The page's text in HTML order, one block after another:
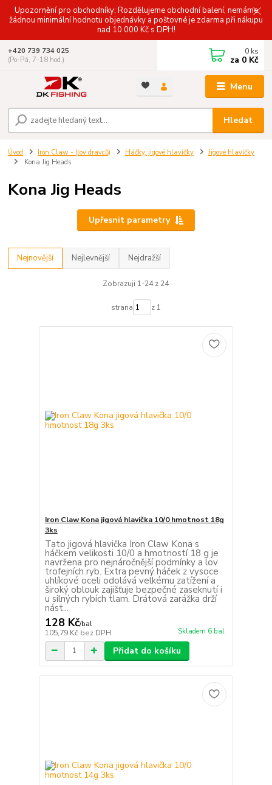
Upozornění pro obchodníky: Rozdělujeme obchodní balení, nemáme
žádnou minimální hodnotu objednávky a poštovné je zdarma při nákupu
nad 10 000 Kč s DPH!
Menu
Hledat
+420 739 734 025
(Po-Pá, 7-18 hod.)
0 ks
za 0 Kč
Úvod Iron Claw - (lov dravců) Háčky, jigové hlavičky
Jigové hlavičky
Kona Jig Heads
Kona Jig Heads
Upřesnit parametry
Nejnovější Nejlevnější Nejdražší
Zobrazuji 1-24 z 24
strana z 1
Iron Claw Kona jigová hlavička 10/0 hmotnost 18g
3ks
Tato jigová hlavička Iron Claw Kona s
háčkem velikosti 10/0 a hmotností 18 g je
navržena pro nejnáročnější podmínky a lov
trofejních ryb. Extra pevný háček z vysoce
uhlíkové oceli odolává velkému zatížení a
široký oblouk zajišťuje bezpečné zaseknutí i
u silných rybích tlam. Drátová zarážka drží
nást...
128 Kč/bal
105,79 Kč bez DPH Skladem 6 bal
Přidat do košíku